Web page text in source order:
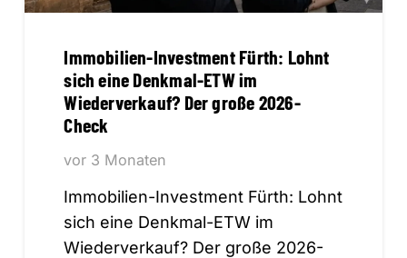
Immobilien-Investment Fürth: Lohnt
sich eine Denkmal-ETW im
Wiederverkauf? Der große 2026-
Check
vor 3 Monaten
Immobilien-Investment Fürth: Lohnt
sich eine Denkmal-ETW im
Wiederverkauf? Der große 2026-